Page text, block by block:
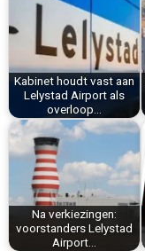
o
k
e
s
t
d
I
n
Kabinet houdt vast aan
Lelystad Airport als
overloop…
Na verkiezingen:
voorstanders Lelystad
Airport…